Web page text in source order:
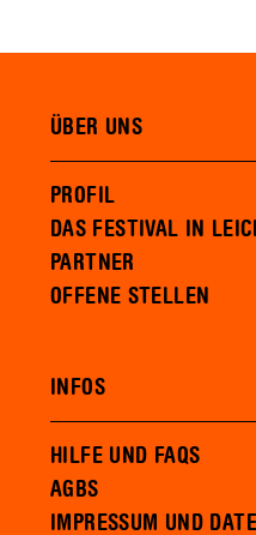
ÜBER UNS
PROFIL
DAS FESTIVAL IN
PARTNER
OFFENE STELLEN
INFOS
HILFE UND FAQS
AGBS
IMPRESSUM UND